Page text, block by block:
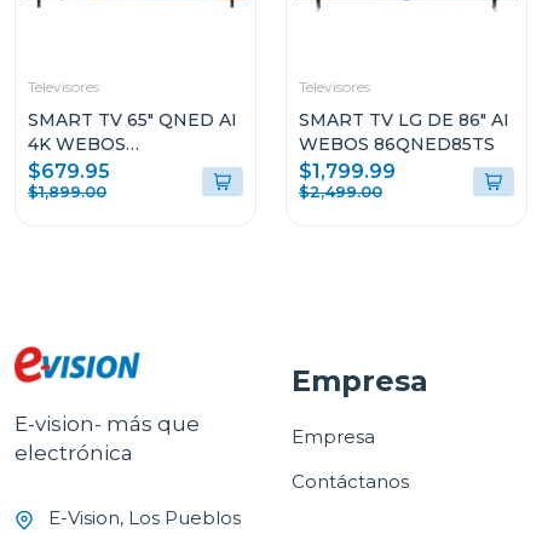
Televisores
SMART TV 65" QNED AI
4K WEBOS
65QNED82ASG
$679.95
$1,899.00
Televisores
SMART TV LG DE 86" AI
WEBOS 86QNED85TS
$1,799.99
$2,499.00
E-vision- más que
electrónica
E-Vision, Los Pueblos
Empresa
Empresa
Contáctanos